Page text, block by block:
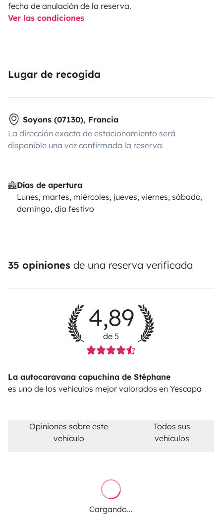
fecha de anulación de la reserva.
Ver las condiciones
Lugar de recogida
Soyons (07130), Francia
La dirección exacta de estacionamiento será
disponible una vez confirmada la reserva.
Días de apertura
Lunes, martes, miércoles, jueves, viernes, sábado,
domingo, día festivo
35 opiniones de una reserva verificada
4,89
de 5
La autocaravana capuchina de Stéphane
es uno de los vehículos mejor valorados en Yescapa
Opiniones sobre este
vehículo
Todos sus
vehículos
Cargando...